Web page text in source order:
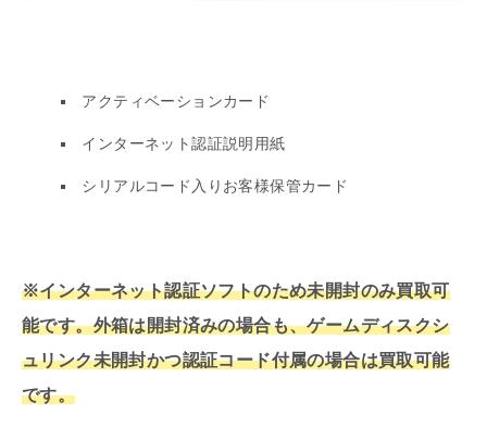
アクティベーションカード
インターネット認証説明用紙
シリアルコード入りお客様保管カード
※インターネット認証ソフトのため未開封のみ買取可
能です。外箱は開封済みの場合も、ゲームディスクシ
ュリンク未開封かつ認証コード付属の場合は買取可能
です。